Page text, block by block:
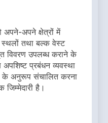
अपने-अपने क्षेत्रों में
तथा बल्क वेस्ट
विवरण उपलब्ध कराने के
अपशिष्ट प्रबंधन व्यवस्था
के अनुरूप संचालित करना
जिम्मेदारी है।